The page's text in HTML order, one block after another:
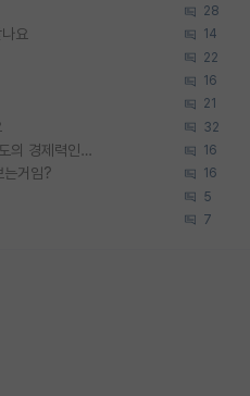
28
요 14
22
16
21
32
박사진학하기에 2억은 괜찮은 (?) 정도의 경제력인가요 16
는거임? 16
5
7